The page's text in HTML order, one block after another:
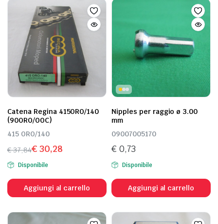
Catena Regina 415ORO/140
(90ORO/OOC)
415 ORO/140
€37,84
Il
prezzo
originale
era:
€30,28
Il
prezzo
attuale
è:
Disponibile
Aggiungi al carrello
Nipples per raggio ø 3.00
mm
09007005170
€ 0,73
Disponibile
Aggiungi al carrello